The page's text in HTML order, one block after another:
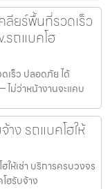
ยร์พื้นที่รวดเร็ว
รถแบคโฮ
เร็ว ปลอดภัย ได้
ไม่ว่าหน้างานจะแคบ
ง รถแบคโฮให้
ให้เช่า บริการครบวงจร
ฮรับจ้าง